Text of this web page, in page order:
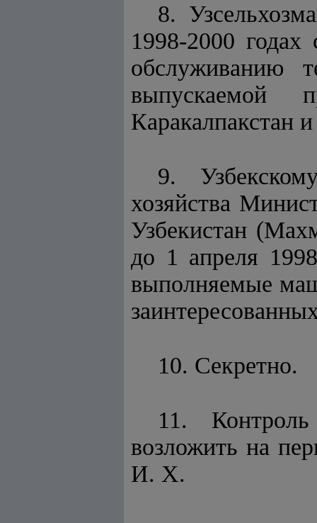
8.
1998-2000 годах
обслуживанию
выпускаемой
Каракалпакстан
9.
хозяйства
Узбекистан
до 1 апреля
выполняемые
10. Секретно.
11.
возложить на
И. Х.